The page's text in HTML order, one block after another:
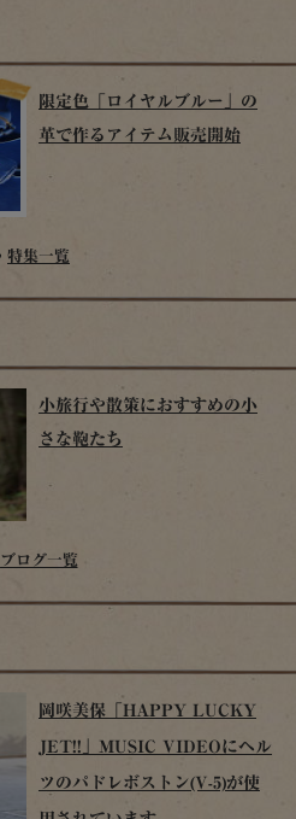
限定色「ロイヤルブルー」の
革で作るアイテム販売開始
特集一覧
小旅行や散策におすすめの小
さな鞄たち
ブログ一覧
岡咲美保「HAPPY LUCKY
JET!!」MUSIC VIDEOにヘル
ツのパドレボストン(V-5)が使